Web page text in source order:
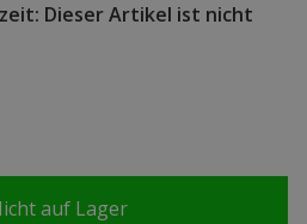
Dieser Artikel ist nicht
auf Lager